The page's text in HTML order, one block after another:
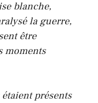
blanche,
la guerre,
être
moments
présents